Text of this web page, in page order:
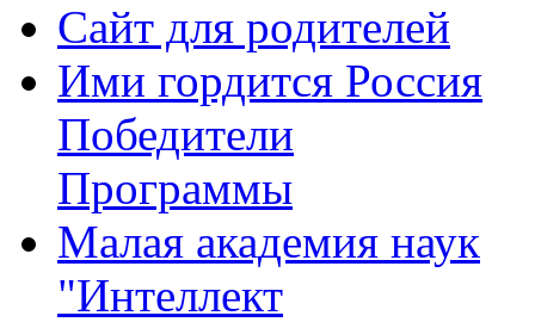
Сайт для родителей
Ими гордится Россия
Победители
Программы
Малая академия наук
"Интеллект